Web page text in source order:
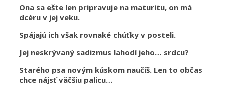
Ona sa ešte len pripravuje na maturitu, on má
dcéru v jej veku.
Spájajú ich však rovnaké chúťky v posteli.
Jej neskrývaný sadizmus lahodí jeho… srdcu?
Starého psa novým kúskom naučíš. Len to občas
chce nájsť väčšiu palicu…